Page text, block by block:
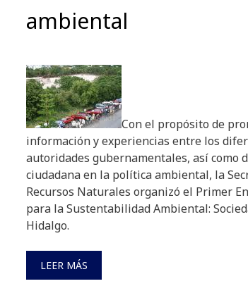
ambiental
Con el propósito de
información y experiencias entre los
autoridades gubernamentales, así como
ciudadana en la política ambiental, la
Recursos Naturales organizó el Primer
para la Sustentabilidad Ambiental:
Hidalgo.
LEER MÁS